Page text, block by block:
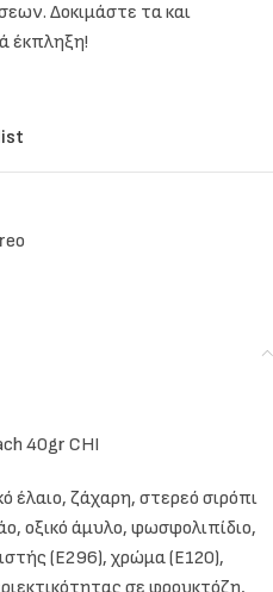
Δοκιμάστε τα και
έκπληξη!
40gr CHI
έλαιο, ζάχαρη, στερεό σιρόπι
οξικό άμυλο, φωσφολιπίδιο,
(E296), χρώμα (E120),